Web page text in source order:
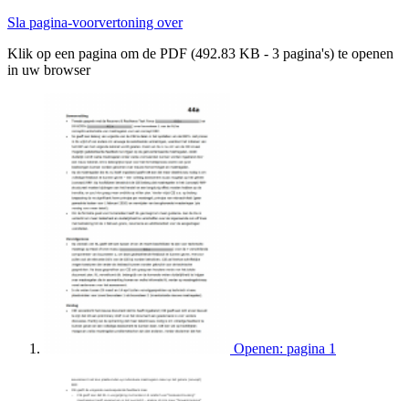
Sla pagina-voorvertoning over
Klik op een pagina om de PDF (492.83 KB - 3 pagina's) te openen
in uw browser
Openen: pagina 1